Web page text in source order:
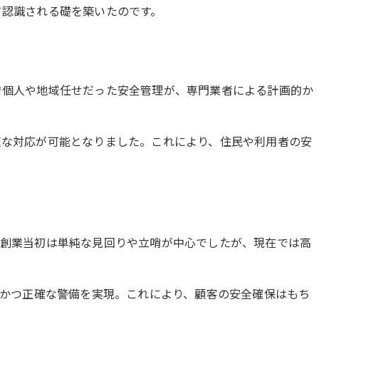
識される礎を築いたのです。
人や地域任せだった安全管理が、専門業者による計画的か
対応が可能となりました。これにより、住民や利用者の安
業当初は単純な見回りや立哨が中心でしたが、現在では高
正確な警備を実現。これにより、顧客の安全確保はもち